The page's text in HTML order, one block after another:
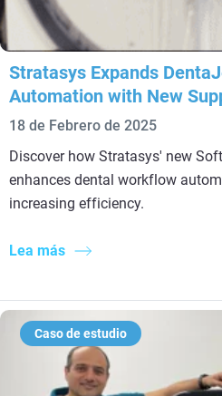
Stratasys Expands
Automation with New
18 de Febrero de 2025
Discover how Stratasys' new
enhances dental workflow
increasing efficiency.
Lea más
Caso de estudio